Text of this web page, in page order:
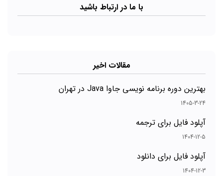
با ما در ارتباط باشید
مقالات اخیر
بهترین دوره برنامه نویسی جاوا Java در تهران
1405-3-24
آپلود فایل برای ترجمه
1404-12-5
آپلود فایل برای دانلود
1404-12-3